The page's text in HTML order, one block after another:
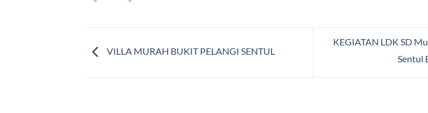
VILLA MURAH BUKIT PELANGI SENTUL
KEGIATAN LDK SD
Sentul